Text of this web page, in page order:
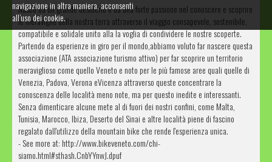
Nasce da un grande desiderio e da una forte passione nel conoscere e scoprire
le meraviglie della nostra terra attraverso il viaggio consapevole, sostenibile,
compatibile e solidale unito alla la voglia di condividere le nostre scoperte.
Partendo da esperienze in giro per il mondo,abbiamo voluto far nascere questa
associazione (ATA associazione turismo attivo) per far scoprire un territorio
meraviglioso come quello Veneto e noto per le più famose aree quali quelle di
Venezia, Padova, Verona eVicenza attraverso queste concentrare la
conoscenza delle località meno note, ma per questo inedite e interessanti.
Senza dimenticare alcune mete al di fuori dei nostri confini, come Malta,
Tunisia, Marocco, Ibiza, Deserto del Sinai e altre località piene di fascino
regalato dall'utilizzo della mountain bike che rende l'esperienza unica.
- See more at: http://www.bikeveneto.com/chi-
siamo.html#sthash.CnbYYnwJ.dpuf
navigazione in altra maniera, acconsenti
all’uso dei cookie.